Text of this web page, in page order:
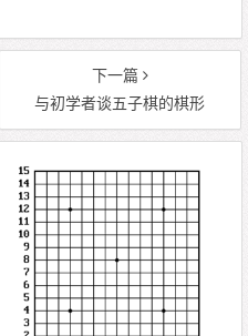
下一篇
与初学者谈五子棋的棋形